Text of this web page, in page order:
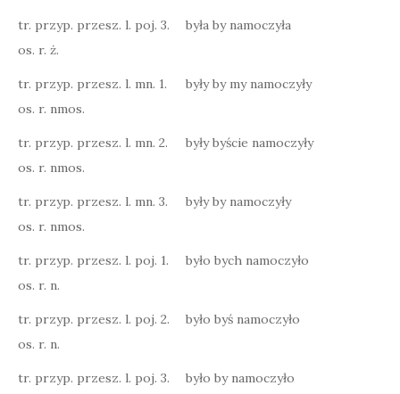
tr. przyp. przesz. l. poj. 3.
os. r. ż.
była by namoczyła
tr. przyp. przesz. l. mn. 1.
os. r. nmos.
były by my namoczyły
tr. przyp. przesz. l. mn. 2.
os. r. nmos.
były byście namoczyły
tr. przyp. przesz. l. mn. 3.
os. r. nmos.
były by namoczyły
tr. przyp. przesz. l. poj. 1.
os. r. n.
było bych namoczyło
tr. przyp. przesz. l. poj. 2.
os. r. n.
było byś namoczyło
tr. przyp. przesz. l. poj. 3.
było by namoczyło